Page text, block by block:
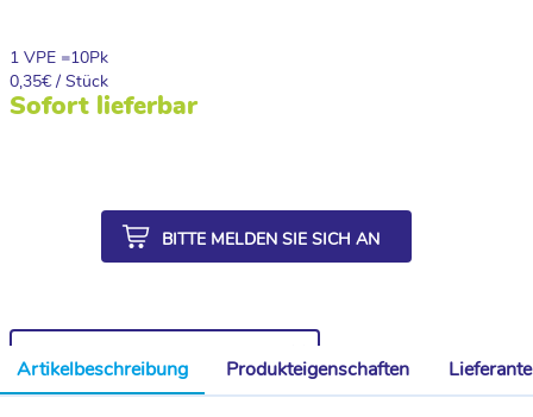
1 VPE =10Pk
0,35€ / Stück
Sofort lieferbar
BITTE MELDEN SIE SICH AN
Artikelbeschreibung Produkteigenschaften